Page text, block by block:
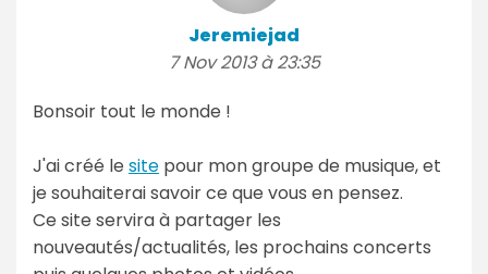
Jeremiejad
7 Nov 2013 à 23:35
Bonsoir tout le monde !
J'ai créé le site pour mon groupe de musique, et
je souhaiterai savoir ce que vous en pensez.
Ce site servira à partager les
nouveautés/actualités, les prochains concerts